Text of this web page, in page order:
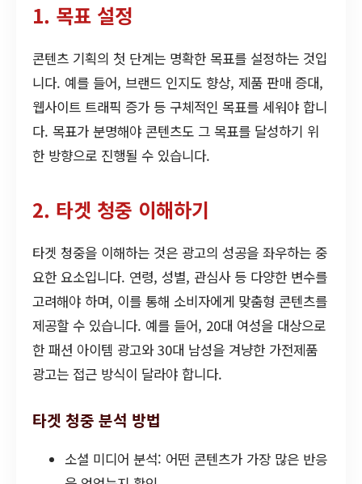
1. 목표 설정
콘텐츠 기획의 첫 단계는 명확한 목표를 설정하는 것입
니다. 예를 들어, 브랜드 인지도 향상, 제품 판매 증대,
웹사이트 트래픽 증가 등 구체적인 목표를 세워야 합니
다. 목표가 분명해야 콘텐츠도 그 목표를 달성하기 위
한 방향으로 진행될 수 있습니다.
2. 타겟 청중 이해하기
타겟 청중을 이해하는 것은 광고의 성공을 좌우하는 중
요한 요소입니다. 연령, 성별, 관심사 등 다양한 변수를
고려해야 하며, 이를 통해 소비자에게 맞춤형 콘텐츠를
제공할 수 있습니다. 예를 들어, 20대 여성을 대상으로
한 패션 아이템 광고와 30대 남성을 겨냥한 가전제품
광고는 접근 방식이 달라야 합니다.
타겟 청중 분석 방법
소셜 미디어 분석: 어떤 콘텐츠가 가장 많은 반응